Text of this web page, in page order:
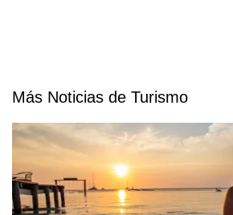
Más Noticias de Turismo